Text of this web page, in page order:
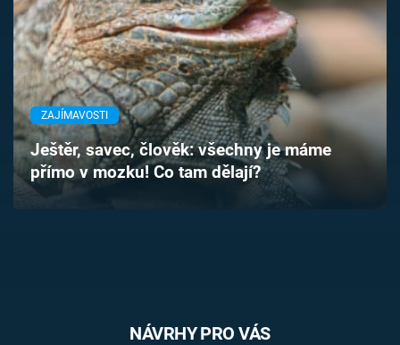
Pořady
TV Program
Časopis
Sledujte prima+
ZAJÍMAVOSTI
Ještěr, savec, člověk: všechny je máme
přímo v mozku! Co tam dělají?
NÁVRHY PRO VÁS